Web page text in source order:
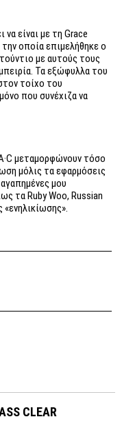
είναι με τη Grace
οποία επιμελήθηκε ο
με αυτούς τους
Τα εξώφυλλα του
τοίχο του
που συνέχιζα να
μεταμορφώνουν τόσο
μόλις τα εφαρμόσεις
μου
τα Ruby Woo, Russian
CLEAR